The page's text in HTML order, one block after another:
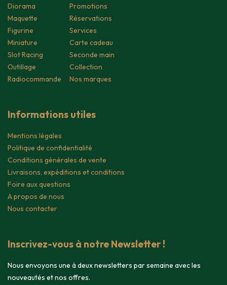
Diorama
Maquette
Figurine
Miniature
Slot Racing
Outillage
Radiocommande
Promotions
Réservations
Services
Carte cadeau
Seconde main
Collection
Nos marques
Informations utiles
Mentions légales
Politique de confidentialité
Conditions générales de vente
Livraisons, expéditions et conditions
Foire aux questions
A propos de nous
Nous contacter
Inscrivez-vous à notre Newsletter !
Nous envoyons une à deux newsletters par semaine avec les
nouveautés et nos offres.